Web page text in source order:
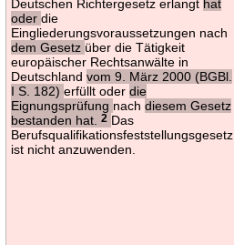
Deutschen Richtergesetz erlangt hat
oderdie
Eingliederungsvoraussetzungen nach
dem Gesetz über die Tätigkeit
europäischer Rechtsanwälte in
Deutschlandvom 9. März 2000 (BGBl.
I S. 182)erfüllt oderdie
Eignungsprüfung nachdiesem Gesetz
bestanden hat.2 Das
Berufsqualifikationsfeststellungsgesetz
ist nicht anzuwenden.